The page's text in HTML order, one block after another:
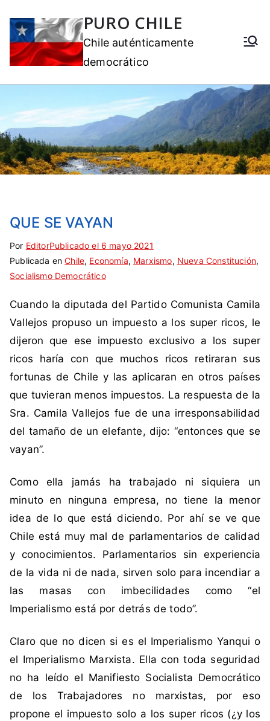
PURO CHILE
Chile auténticamente
democrático
QUE SE VAYAN
Por EditorPublicado el 6 mayo 2021
Publicada enChile, Economía, Marxismo, Nueva Constitución,
Socialismo Democrático
E
t
i
u
e
t
a
c
o
m
m
i
l
a
a
l
l
e
o
C
h
i
S
i
n
o
m
e
a
r
i
o
Cuando la diputada del Partido Comunista Camila
Vallejos propuso un impuesto a los super ricos, le
dijeron que ese impuesto exclusivo a los super
ricos haría con que muchos ricos retiraran sus
fortunas de Chile y las aplicaran en otros países
que tuvieran menos impuestos. La respuesta de la
Sra. Camila Vallejos fue de una irresponsabilidad
del tamaño de un elefante, dijo: “entonces que se
vayan”.
Como ella jamás ha trabajado ni siquiera un
minuto en ninguna empresa, no tiene la menor
idea de lo que está diciendo. Por ahí se ve que
Chile está muy mal de parlamentarios de calidad
y conocimientos. Parlamentarios sin experiencia
de la vida ni de nada, sirven solo para incendiar a
las masas con imbecilidades como “el
Imperialismo está por detrás de todo”.
Claro que no dicen si es el Imperialismo Yanqui o
el Imperialismo Marxista. Ella con toda seguridad
no ha leído el Manifiesto Socialista Democrático
de los Trabajadores no marxistas, por eso
propone el impuesto solo a los super ricos (¿y los